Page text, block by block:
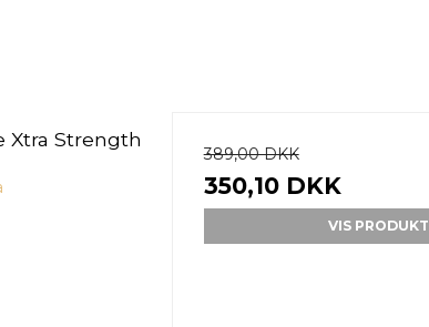
Xtra Strength
389,00 DKK
350,10 DKK
VIS PRODUKT